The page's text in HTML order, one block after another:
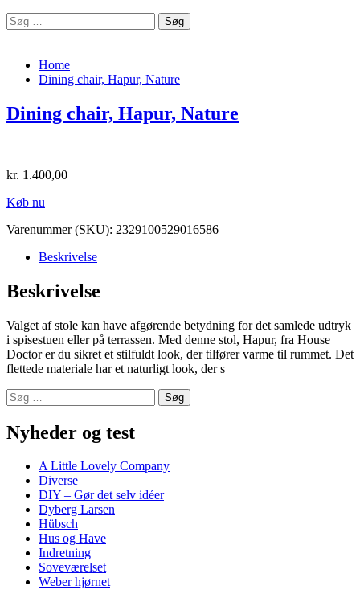
Søg
efter:
Home
Dining chair, Hapur, Nature
Dining chair, Hapur, Nature
kr. 1.400,00
Køb nu
Varenummer (SKU): 2329100529016586
Beskrivelse
Beskrivelse
Valget af stole kan have afgørende betydning for det samlede udtryk
i spisestuen eller på terrassen. Med denne stol, Hapur, fra House
Doctor er du sikret et stilfuldt look, der tilfører varme til rummet. Det
flettede materiale har et naturligt look, der s
Søg
efter:
Nyheder og test
A Little Lovely Company
Diverse
DIY – Gør det selv idéer
Dyberg Larsen
Hübsch
Hus og Have
Indretning
Soveværelset
Weber hjørnet